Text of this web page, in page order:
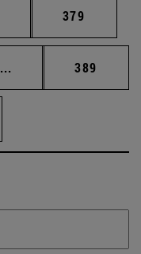
Páginas intermedias
Página
379
... Páginas intermedias
Página
389